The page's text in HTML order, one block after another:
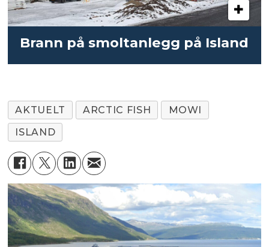
Brann på smoltanlegg på Island
AKTUELT ARCTIC FISH
MOWI
ISLAND